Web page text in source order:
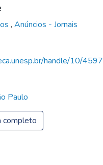
, Anúncios - Jornais
handle/10/4597
Paulo
completo